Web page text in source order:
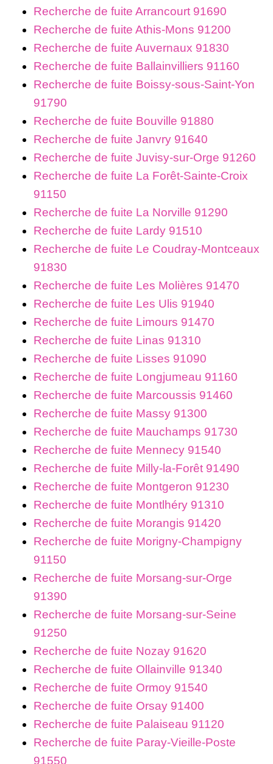
Recherche de fuite Arrancourt 91690
Recherche de fuite Athis-Mons 91200
Recherche de fuite Auvernaux 91830
Recherche de fuite Ballainvilliers 91160
Recherche de fuite Boissy-sous-Saint-Yon
91790
Recherche de fuite Bouville 91880
Recherche de fuite Janvry 91640
Recherche de fuite Juvisy-sur-Orge 91260
Recherche de fuite La Forêt-Sainte-Croix
91150
Recherche de fuite La Norville 91290
Recherche de fuite Lardy 91510
Recherche de fuite Le Coudray-Montceaux
91830
Recherche de fuite Les Molières 91470
Recherche de fuite Les Ulis 91940
Recherche de fuite Limours 91470
Recherche de fuite Linas 91310
Recherche de fuite Lisses 91090
Recherche de fuite Longjumeau 91160
Recherche de fuite Marcoussis 91460
Recherche de fuite Massy 91300
Recherche de fuite Mauchamps 91730
Recherche de fuite Mennecy 91540
Recherche de fuite Milly-la-Forêt 91490
Recherche de fuite Montgeron 91230
Recherche de fuite Montlhéry 91310
Recherche de fuite Morangis 91420
Recherche de fuite Morigny-Champigny
91150
Recherche de fuite Morsang-sur-Orge
91390
Recherche de fuite Morsang-sur-Seine
91250
Recherche de fuite Nozay 91620
Recherche de fuite Ollainville 91340
Recherche de fuite Ormoy 91540
Recherche de fuite Orsay 91400
Recherche de fuite Palaiseau 91120
Recherche de fuite Paray-Vieille-Poste
91550